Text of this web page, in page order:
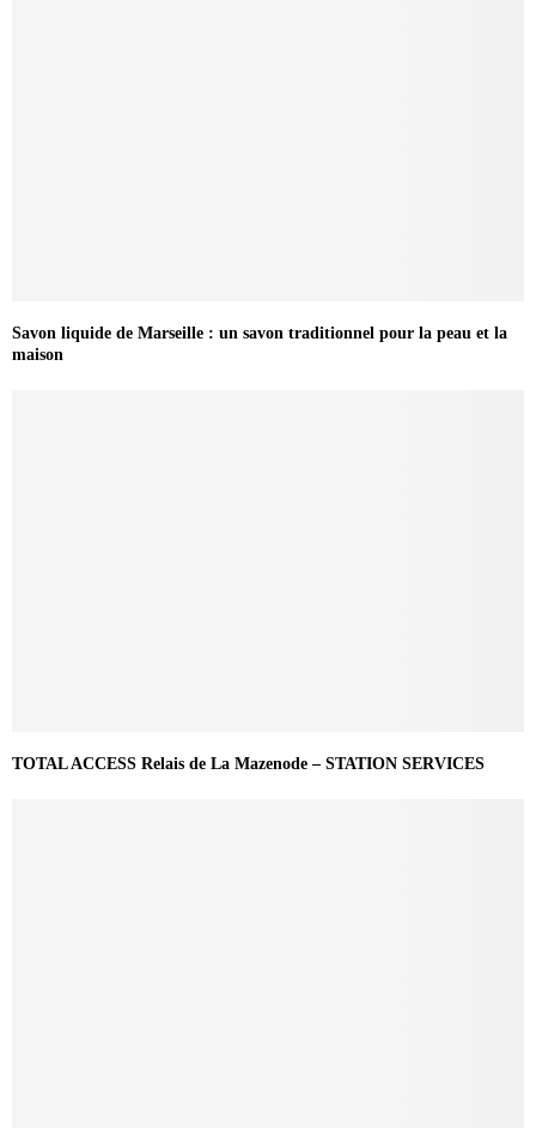
Savon liquide de Marseille : un savon traditionnel pour la peau et la
maison
TOTAL ACCESS Relais de La Mazenode – STATION SERVICES